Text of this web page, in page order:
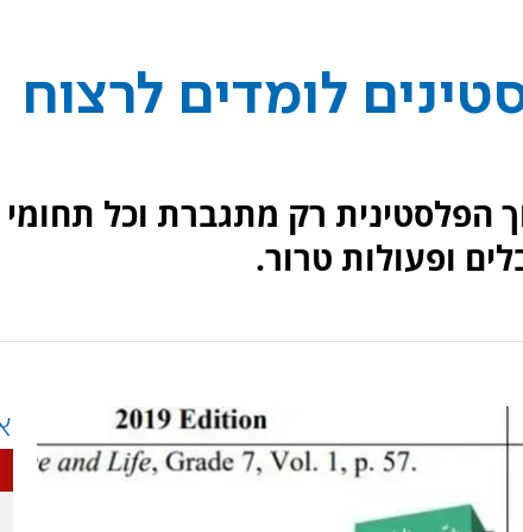
לומדים לרצוח
הפלסטינית רק מתגברת וכל תחומי
ופעולות טרור.